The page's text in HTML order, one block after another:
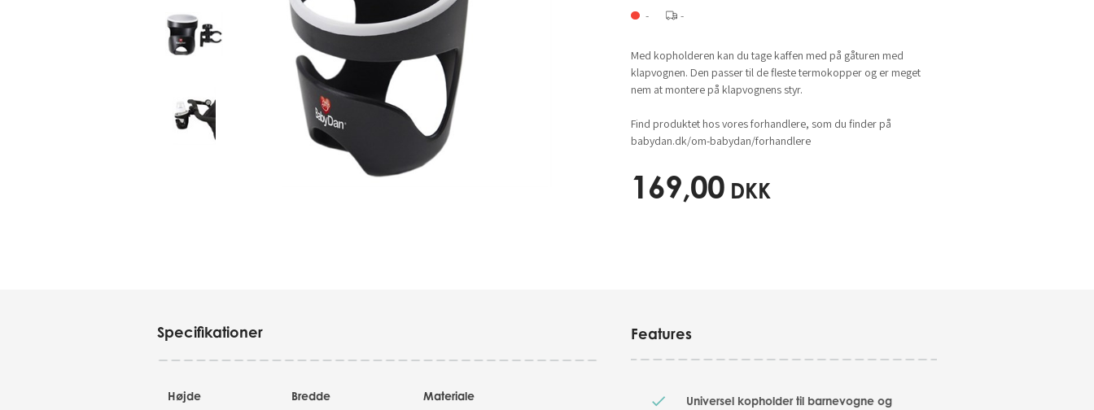
- -
Med kopholderen kan du tage kaffen med på gåturen med
klapvognen. Den passer til de fleste termokopper og er meget
nem at montere på klapvognens styr.
Find produktet hos vores forhandlere, som du finder på
babydan.dk/om-babydan/forhandlere
169,00 DKK
Specifikationer
Højde Bredde Materiale
Features
Universel kopholder til barnevogne og